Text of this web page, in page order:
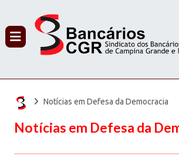
Notícias em Defesa da Democracia
Notícias em Defesa da